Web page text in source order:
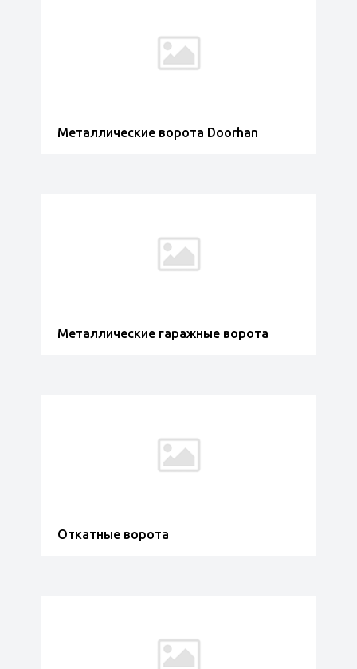
Металлические ворота Doorhan
Металлические гаражные ворота
Откатные ворота